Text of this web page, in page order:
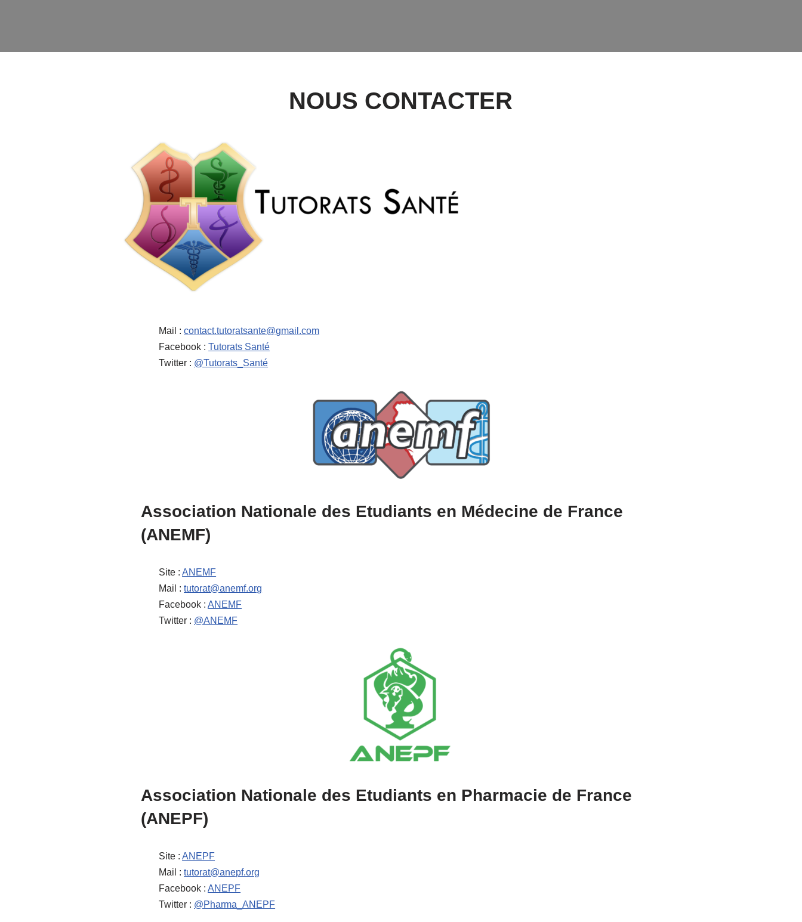
NOUS CONTACTER
Mail :contact.tutoratsante@gmail.com
Facebook :Tutorats Santé
Twitter : @Tutorats_Santé
Association Nationale des Etudiants en Médecine de France
(ANEMF)
Site :ANEMF
Mail :tutorat@anemf.org
Facebook :ANEMF
Twitter : @ANEMF
Association Nationale des Etudiants en Pharmacie de France
(ANEPF)
Site :ANEPF
Mail :tutorat@anepf.org
Facebook :ANEPF
Twitter : @Pharma_ANEPF